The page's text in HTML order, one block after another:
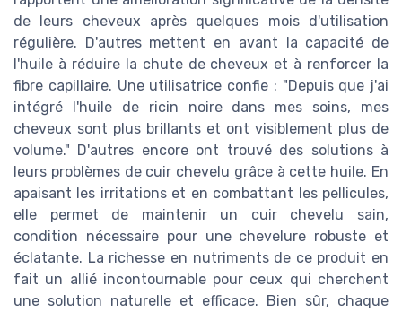
de leurs cheveux après quelques mois d'utilisation
régulière. D'autres mettent en avant la capacité de
l'huile à réduire la chute de cheveux et à renforcer la
fibre capillaire. Une utilisatrice confie : "Depuis que j'ai
intégré l'huile de ricin noire dans mes soins, mes
cheveux sont plus brillants et ont visiblement plus de
volume." D'autres encore ont trouvé des solutions à
leurs problèmes de cuir chevelu grâce à cette huile. En
apaisant les irritations et en combattant les pellicules,
elle permet de maintenir un cuir chevelu sain,
condition nécessaire pour une chevelure robuste et
éclatante. La richesse en nutriments de ce produit en
fait un allié incontournable pour ceux qui cherchent
une solution naturelle et efficace. Bien sûr, chaque